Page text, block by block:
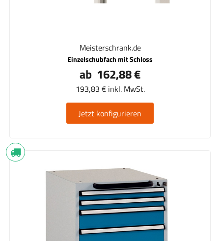
Meisterschrank.de
Einzelschubfach mit Schloss
ab 162,88 €
193,83 € inkl. MwSt.
Jetzt konfigurieren